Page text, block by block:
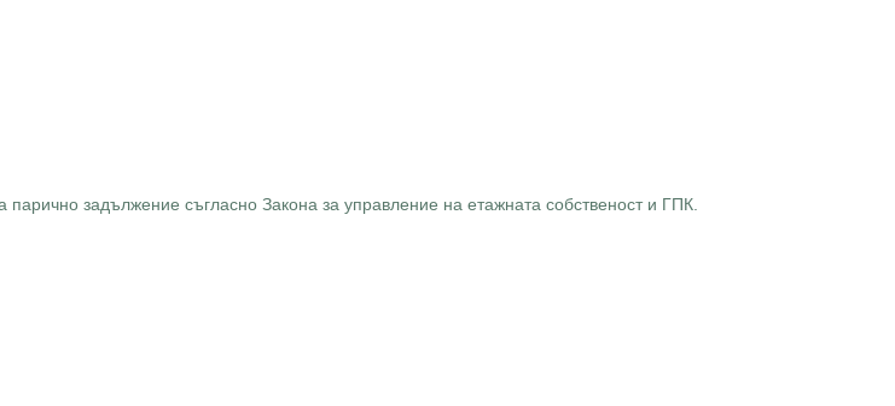
задължение съгласно Закона за управление на етажната собственост и ГПК.